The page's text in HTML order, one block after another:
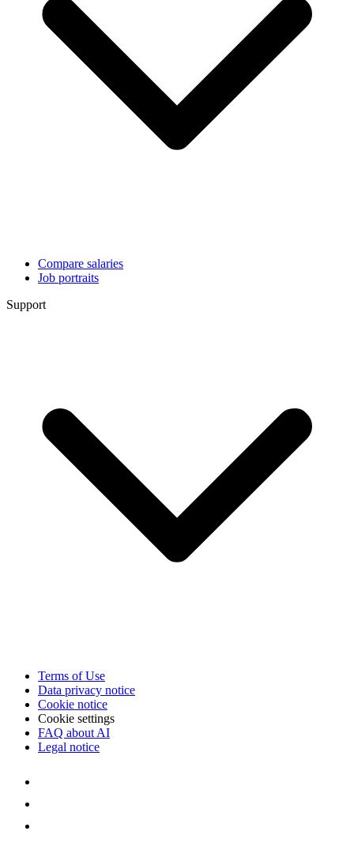
Compare salaries
Job portraits
Support
Terms of Use
Data privacy notice
Cookie notice
Cookie settings
FAQ about AI
Legal notice